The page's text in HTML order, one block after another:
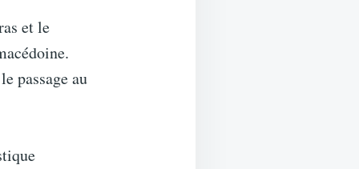
et le
passage au